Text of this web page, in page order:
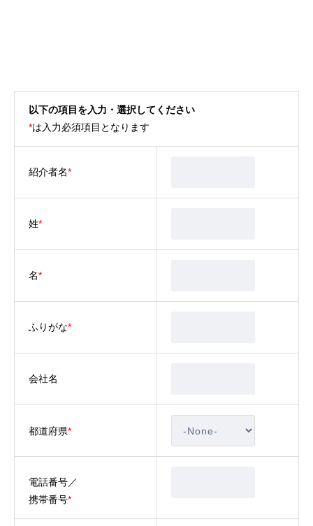
以下の項目を入力・選択してください
*は入力必須項目となります
紹介者名*
姓*
名*
ふりがな*
会社名
都道府県*
電話番号／
携帯番号*